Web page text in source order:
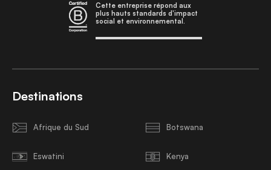
Cette entreprise répond aux
plus hauts standards d'impact
social et environnemental.
Destinations
Afrique du Sud Botswana
Eswatini Kenya